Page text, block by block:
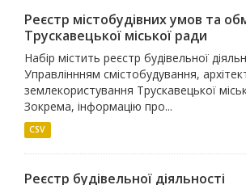
Реєстр містобудівних умов та
Трускавецької міської ради
Набір містить реєстр будівельної
Управліннням смістобудування,
землекористування Трускавецької
Зокрема, інформацію про...
CSV
Реєстр будівельної діяльності